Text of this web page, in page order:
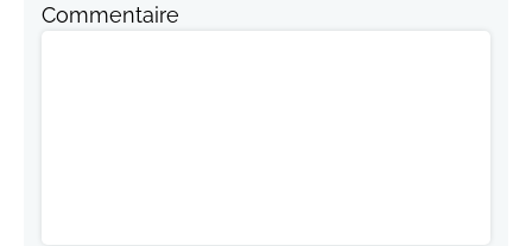
Commentaire